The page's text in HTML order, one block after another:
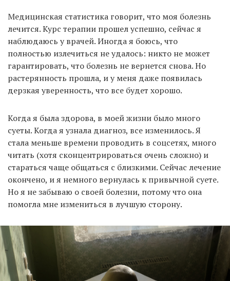
Медицинская статистика говорит, что моя болезнь
лечится. Курс терапии прошел успешно, сейчас я
наблюдаюсь у врачей. Иногда я боюсь, что
полностью излечиться не удалось: никто не может
гарантировать, что болезнь не вернется снова. Но
растерянность прошла, и у меня даже появилась
дерзкая уверенность, что все будет хорошо.
Когда я была здорова, в моей жизни было много
суеты. Когда я узнала диагноз, все изменилось. Я
стала меньше времени проводить в соцсетях, много
читать (хотя сконцентрироваться очень сложно) и
стараться чаще общаться с близкими. Сейчас лечение
окончено, и я немного вернулась к привычной суете.
Но я не забываю о своей болезни, потому что она
помогла мне измениться в лучшую сторону.